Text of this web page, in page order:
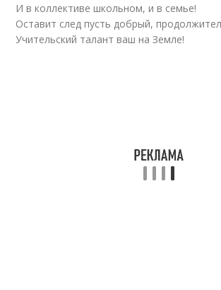
И в коллективе школьном, и в семье!
Оставит след пусть добрый,
Учительский талант ваш на Земле!